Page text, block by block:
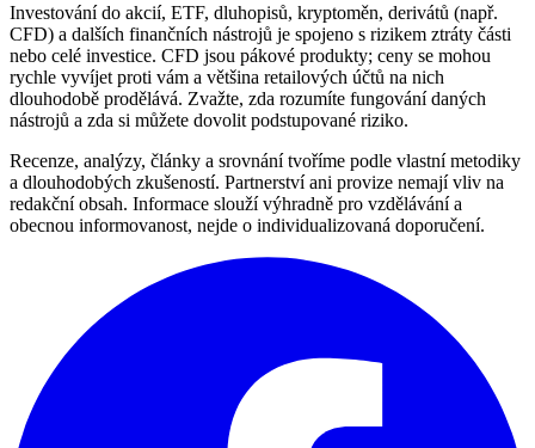
Investování do akcií, ETF, dluhopisů, kryptoměn, derivátů (např.
CFD) a dalších finančních nástrojů je spojeno s rizikem ztráty části
nebo celé investice. CFD jsou pákové produkty; ceny se mohou
rychle vyvíjet proti vám a většina retailových účtů na nich
dlouhodobě prodělává. Zvažte, zda rozumíte fungování daných
nástrojů a zda si můžete dovolit podstupované riziko.
Recenze, analýzy, články a srovnání tvoříme podle vlastní metodiky
a dlouhodobých zkušeností. Partnerství ani provize nemají vliv na
redakční obsah. Informace slouží výhradně pro vzdělávání a
obecnou informovanost, nejde o individualizovaná doporučení.